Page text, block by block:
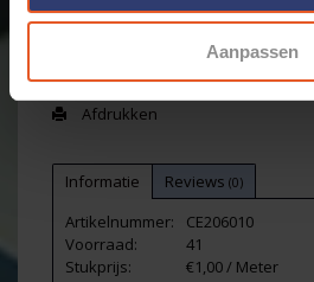
Aanpassen
Aan verlanglijst toevoegen
Toevoegen om te vergelijken
Afdrukken
Informatie Reviews (0)
Artikelnummer:
CE206010
Voorraad:
41
Stukprijs:
€1,00 / Meter